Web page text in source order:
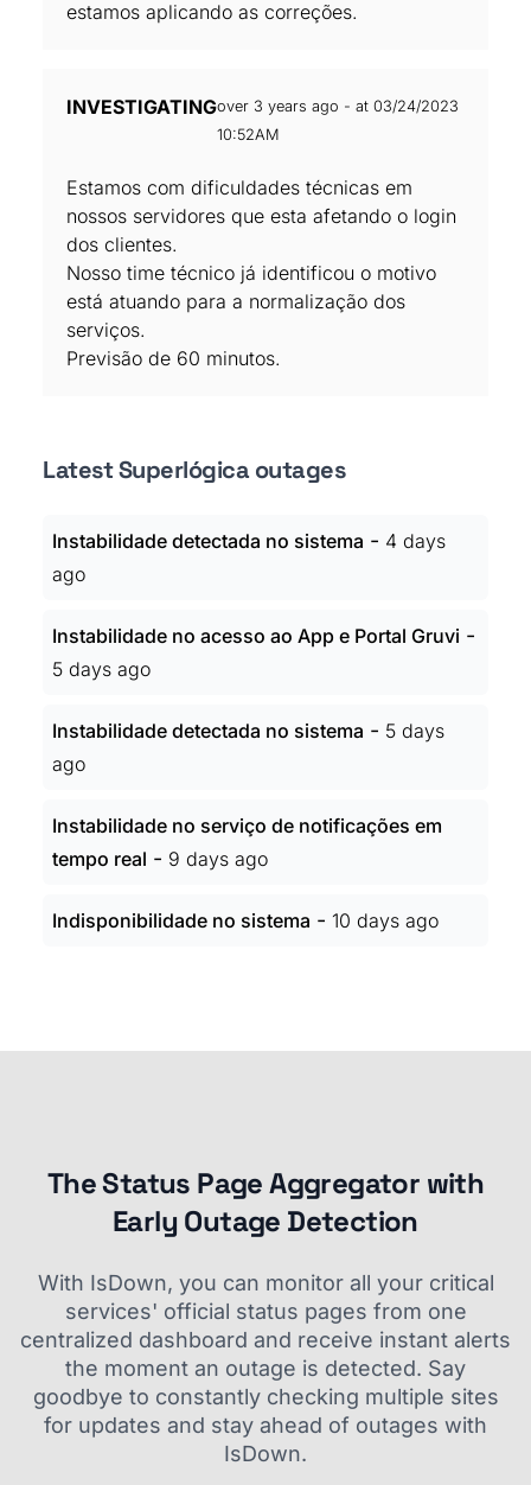
estamos aplicando as correções.
INVESTIGATINGover 3 years ago - at 03/24/2023
10:52AM
Estamos com dificuldades técnicas em
nossos servidores que esta afetando o login
dos clientes.
Nosso time técnico já identificou o motivo
está atuando para a normalização dos
serviços.
Previsão de 60 minutos.
Latest Superlógica outages
Instabilidade detectada no sistema - 4 days
ago
Instabilidade no acesso ao App e Portal Gruvi -
5 days ago
Instabilidade detectada no sistema - 5 days
ago
Instabilidade no serviço de notificações em
tempo real - 9 days ago
Indisponibilidade no sistema - 10 days ago
The Status Page Aggregator with
Early Outage Detection
With IsDown, you can monitor all your critical
services' official status pages from one
centralized dashboard and receive instant alerts
the moment an outage is detected. Say
goodbye to constantly checking multiple sites
for updates and stay ahead of outages with
IsDown.